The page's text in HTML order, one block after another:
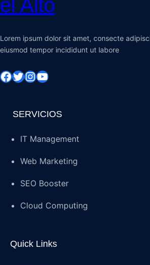
el Alto
Lorem ipsum dolor sit amet, consecte
eiusmod tempor incididunt ut labore
Facebook Twitter InstagramYouTube
SERVICIOS
IT Management
Web Marketing
SEO Booster
Cloud Computing
Quick Links